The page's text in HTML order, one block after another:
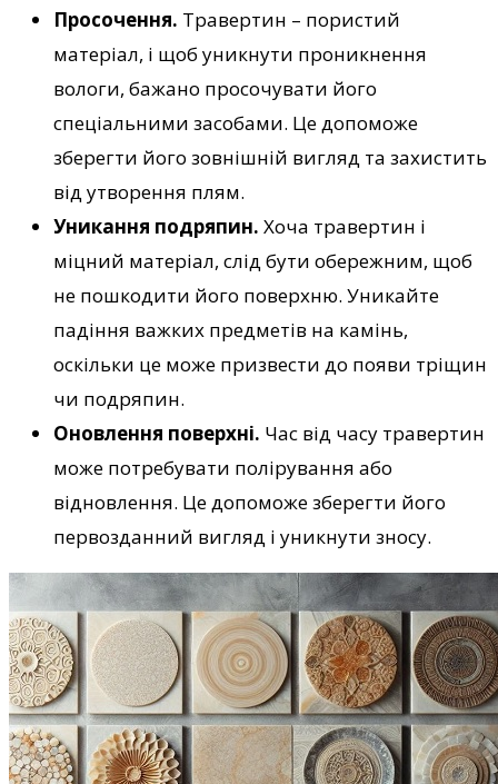
Просочення. Травертин – пористий
матеріал, і щоб уникнути проникнення
вологи, бажано просочувати його
спеціальними засобами. Це допоможе
зберегти його зовнішній вигляд та захистить
від утворення плям.
Уникання подряпин. Хоча травертин і
міцний матеріал, слід бути обережним, щоб
не пошкодити його поверхню. Уникайте
падіння важких предметів на камінь,
оскільки це може призвести до появи тріщин
чи подряпин.
Оновлення поверхні. Час від часу травертин
може потребувати полірування або
відновлення. Це допоможе зберегти його
первозданний вигляд і уникнути зносу.